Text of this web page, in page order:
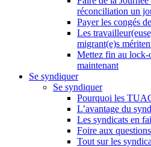
réconciliation un
Payer les congés
Les
migrant(e)s
Mettez fin au lock-
maintenant
Se syndiquer
Se syndiquer
Pourquoi les
L’avantage du
Les syndicats en
Foire aux questions
Tout sur les